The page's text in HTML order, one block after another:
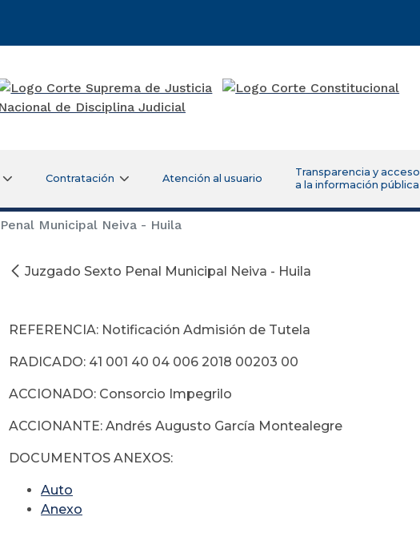
Contratación Atención al usuario
Transparencia y acceso
a la información pública
Municipal Neiva - Huila
Juzgado Sexto Penal Municipal Neiva - Huila
REFERENCIA: Notificación Admisión de Tutela
RADICADO: 41 001 40 04 006 2018 00203 00
ACCIONADO: Consorcio Impegrilo
ACCIONANTE: Andrés Augusto García Montealegre
DOCUMENTOS ANEXOS:
Auto
Anexo